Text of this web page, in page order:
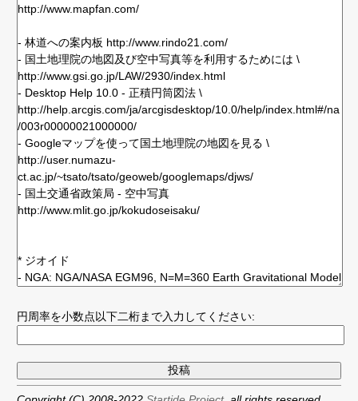
円周率を小数点以下二桁まで入力してください: